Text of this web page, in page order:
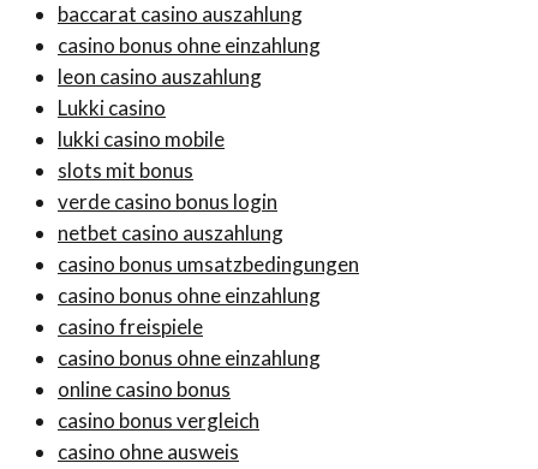
baccarat casino auszahlung
casino bonus ohne einzahlung
leon casino auszahlung
Lukki casino
lukki casino mobile
slots mit bonus
verde casino bonus login
netbet casino auszahlung
casino bonus umsatzbedingungen
casino bonus ohne einzahlung
casino freispiele
casino bonus ohne einzahlung
online casino bonus
casino bonus vergleich
casino ohne ausweis